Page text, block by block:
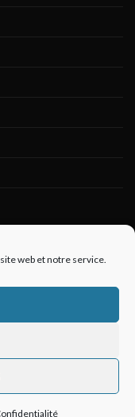
web et notre service.